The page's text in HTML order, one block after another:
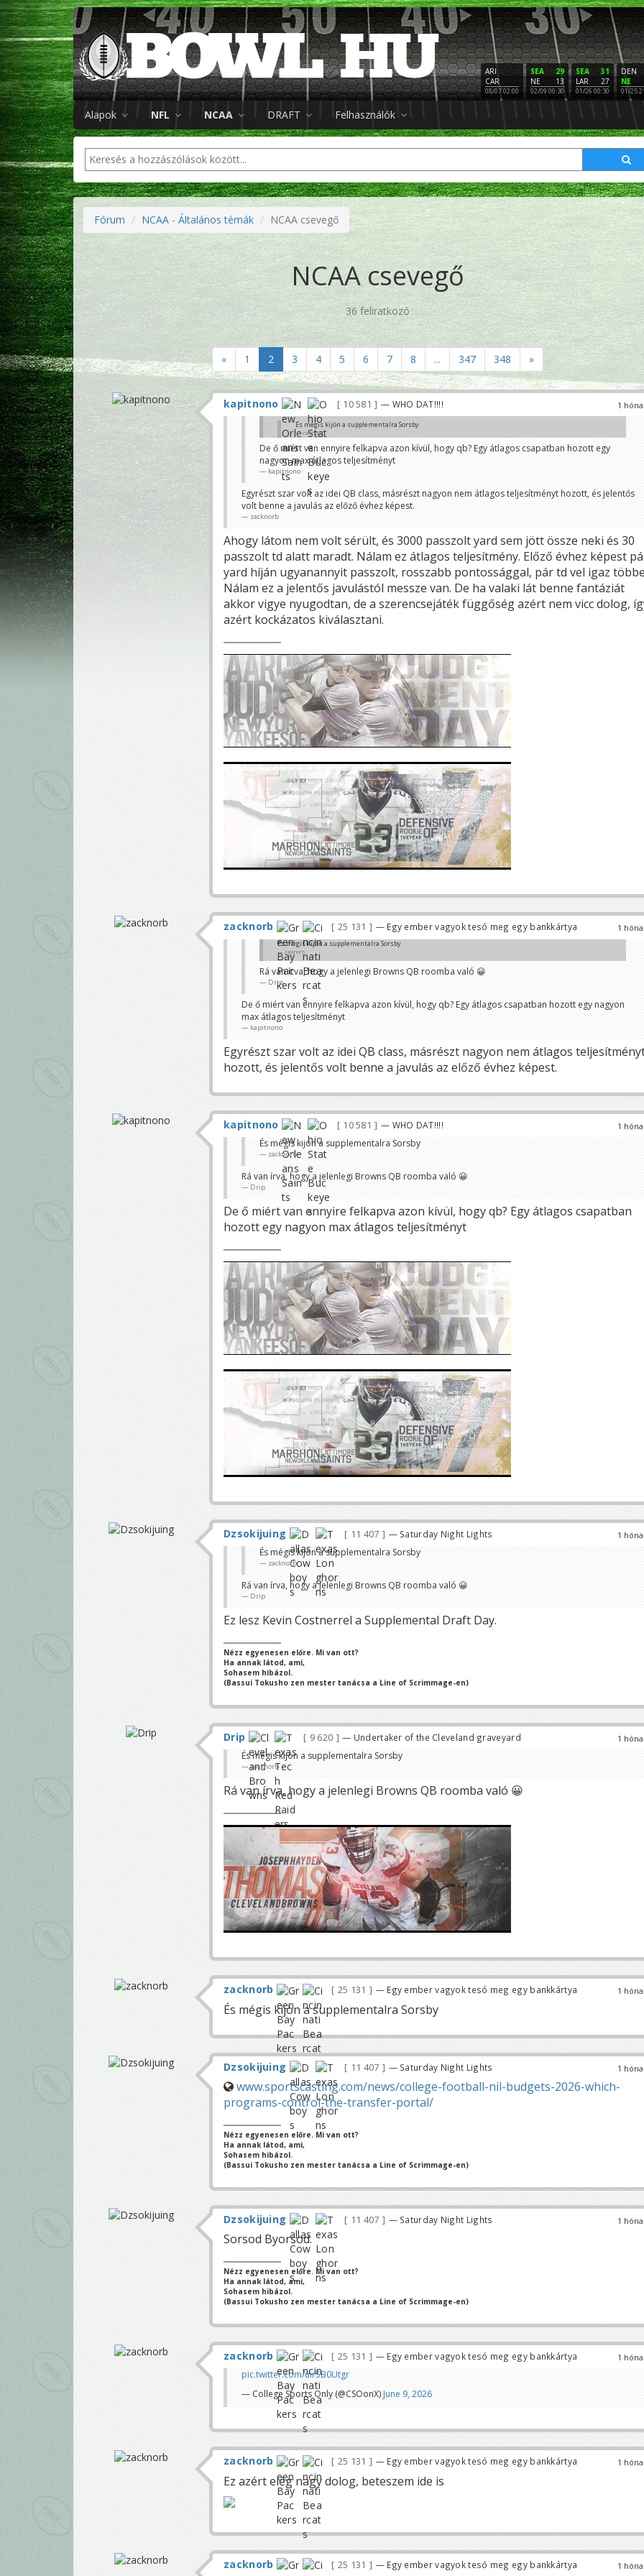
ARI
CAR
08/07 02:00
29
SEA
13
NE
02/09 00:30
31
SEA
27
LAR
01/26 00:30
DEN
NE
01/25
Alapok NFL NCAA DRAFT Felhasználók
Fórum NCAA - Általános témák NCAA csevegő
NCAA csevegő
36 feliratkozó
« 1 2 3 4 5 6 7 8 ... 347 348 »
1
kapitnono 10 581 — WHO DAT!!!!
És mégis kijön a supplementalra Sorsby
zacknorb
Rá van írva, hogy a jelenlegi Browns QB roomba való 😀
Drip
De ő miért van ennyire felkapva azon kívül, hogy qb? Egy átlagos csapatban hozott egy
nagyon max átlagos teljesítményt
kapitnono
Egyrészt szar volt az idei QB class, másrészt nagyon nem átlagos teljesítményt hozott, és jelentős
volt benne a javulás az előző évhez képest.
zacknorb
Ahogy látom nem volt sérült, és 3000 passzolt yard sem jött össze neki és 30
passzolt td alatt maradt. Nálam ez átlagos teljesítmény. Előző évhez képest
yard híján ugyanannyit passzolt, rosszabb pontossággal, pár td vel igaz
Nálam ez a jelentős javulástól messze van. De ha valaki lát benne fantáziát
akkor vigye nyugodtan, de a szerencsejáték függőség azért nem vicc dolog,
azért kockázatos kiválasztani.
1
zacknorb 25 131 — Egy ember vagyok tesó meg egy bankkártya
És mégis kijön a supplementalra Sorsby
zacknorb
Rá van írva, hogy a jelenlegi Browns QB roomba való 😀
Drip
De ő miért van ennyire felkapva azon kívül, hogy qb? Egy átlagos csapatban hozott egy nagyon
max átlagos teljesítményt
kapitnono
Egyrészt szar volt az idei QB class, másrészt nagyon nem átlagos
hozott, és jelentős volt benne a javulás az előző évhez képest.
1
kapitnono 10 581 — WHO DAT!!!!
És mégis kijön a supplementalra Sorsby
zacknorb
Rá van írva, hogy a jelenlegi Browns QB roomba való 😀
Drip
De ő miért van ennyire felkapva azon kívül, hogy qb? Egy átlagos csapatban
hozott egy nagyon max átlagos teljesítményt
1
Dzsokijuing 11 407 — Saturday Night Lights
És mégis kijön a supplementalra Sorsby
zacknorb
Rá van írva, hogy a jelenlegi Browns QB roomba való 😀
Drip
Ez lesz Kevin Costnerrel a Supplemental Draft Day.
Nézz egyenesen előre. Mi van ott?
Ha annak látod, ami,
Sohasem hibázol.
(Bassui Tokusho zen mester tanácsa a Line of Scrimmage-en)
1
Drip 9 620 — Undertaker of the Cleveland graveyard
És mégis kijön a supplementalra Sorsby
zacknorb
Rá van írva, hogy a jelenlegi Browns QB roomba való 😀
1
zacknorb 25 131 — Egy ember vagyok tesó meg egy bankkártya
És mégis kijön a supplementalra Sorsby
1
Dzsokijuing 11 407 — Saturday Night Lights
www.sportscasting.com/news/college-football-nil-budgets-2026-which-
programs-control-the-transfer-portal/
Nézz egyenesen előre. Mi van ott?
Ha annak látod, ami,
Sohasem hibázol.
(Bassui Tokusho zen mester tanácsa a Line of Scrimmage-en)
1
Dzsokijuing 11 407 — Saturday Night Lights
Sorsod Byorsod.
Nézz egyenesen előre. Mi van ott?
Ha annak látod, ami,
Sohasem hibázol.
(Bassui Tokusho zen mester tanácsa a Line of Scrimmage-en)
1
zacknorb 25 131 — Egy ember vagyok tesó meg egy bankkártya
pic.twitter.com/uir5B0Utgr
— College Sports Only (@CSOonX)June 9, 2026
1
zacknorb 25 131 — Egy ember vagyok tesó meg egy bankkártya
Ez azért elég nagy dolog, beteszem ide is
1
zacknorb 25 131 — Egy ember vagyok tesó meg egy bankkártya